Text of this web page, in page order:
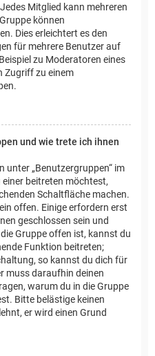
Mitglied kann mehreren
können
Dies erleichtert es den
für mehrere Benutzer auf
zu Moderatoren eines
Zugriff zu einem
und wie trete ich ihnen
unter „Benutzergruppen“ im
einer beitreten möchtest,
Schaltfläche machen.
offen. Einige erfordern erst
geschlossen sein und
Gruppe offen ist, kannst du
Funktion beitreten;
so kannst du dich für
muss daraufhin deinen
warum du in die Gruppe
Bitte belästige keinen
er wird einen Grund